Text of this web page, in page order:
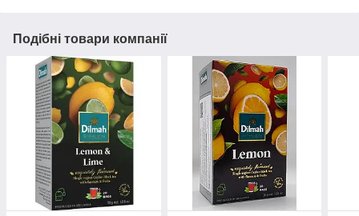
Подібні товари компанії